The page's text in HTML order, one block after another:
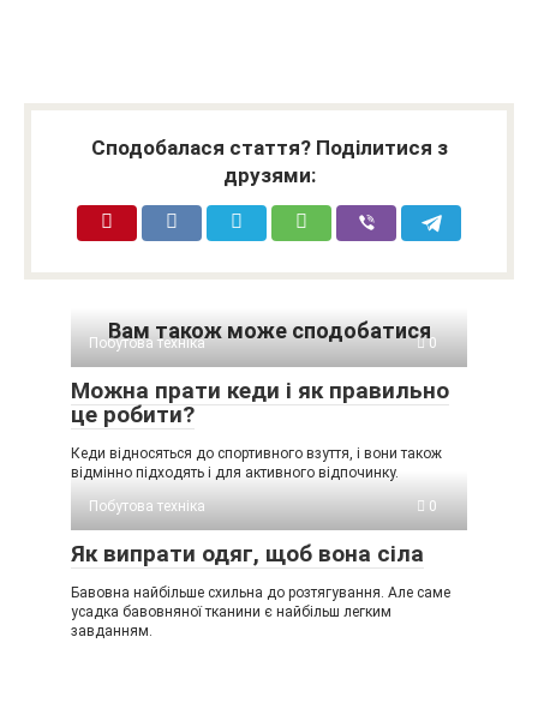
Сподобалася стаття? Поділитися з
друзями:
Вам також може сподобатися
Побутова техніка 0
Можна прати кеди і як правильно
це робити?
Кеди відносяться до спортивного взуття, і вони також
відмінно підходять і для активного відпочинку.
Побутова техніка
0
Як випрати одяг, щоб вона сіла
Бавовна найбільше схильна до розтягування. Але саме
усадка бавовняної тканини є найбільш легким
завданням.